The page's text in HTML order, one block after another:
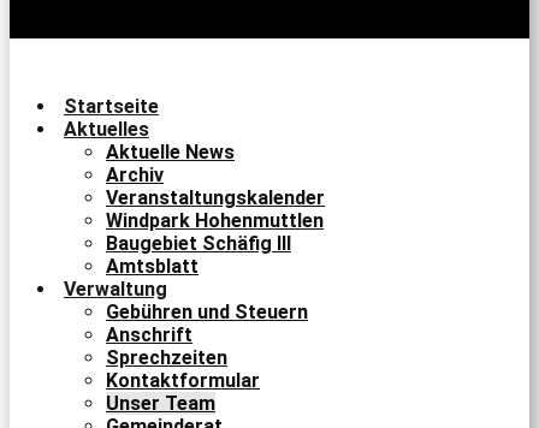
Startseite
Aktuelles
Aktuelle News
Archiv
Veranstaltungskalender
Windpark Hohenmuttlen
Baugebiet Schäfig III
Amtsblatt
Verwaltung
Gebühren und Steuern
Anschrift
Sprechzeiten
Kontaktformular
Unser Team